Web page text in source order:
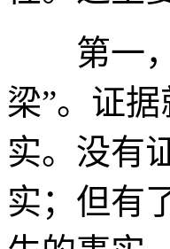
第一，
梁”。证
实。没有
实；但有